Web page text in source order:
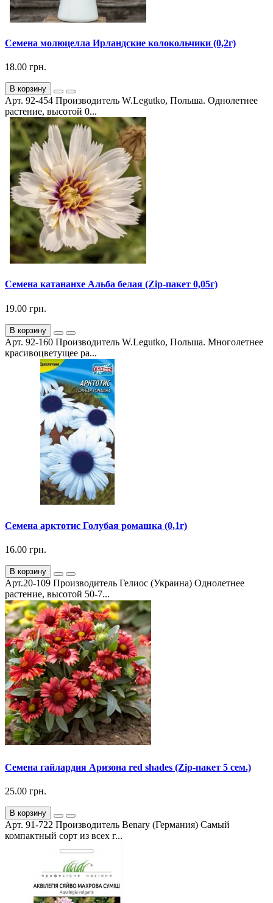
Семена молюцелла Ирландские колокольчики (0,2г)
18.00 грн.
В корзину
Арт. 92-454 Производитель W.Legutko, Польша. Однолетнее
растение, высотой 0...
Семена катананхе Альба белая (Zip-пакет 0,05г)
19.00 грн.
В корзину
Арт. 92-160 Производитель W.Legutko, Польша. Многолетнее
красивоцветущее ра...
Семена арктотис Голубая ромашка (0,1г)
16.00 грн.
В корзину
Арт.20-109 Производитель Гелиос (Украина) Однолетнее
растение, высотой 50-7...
Семена гайлардия Аризона red shades (Zip-пакет 5 сем.)
25.00 грн.
В корзину
Арт. 91-722 Производитель Benary (Германия) Самый
компактный сорт из всех г...